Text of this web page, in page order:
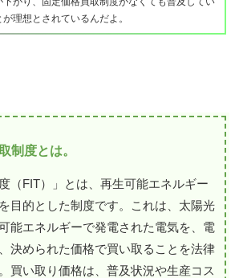
が理想とされているんだよ。
制度とは。
（FIT）」とは、再生可能エネルギー
目的とした制度です。これは、太陽光
能エネルギーで発電された電気を、電
決められた価格で買い取ることを法律
買い取り価格は、普及状況や生産コス